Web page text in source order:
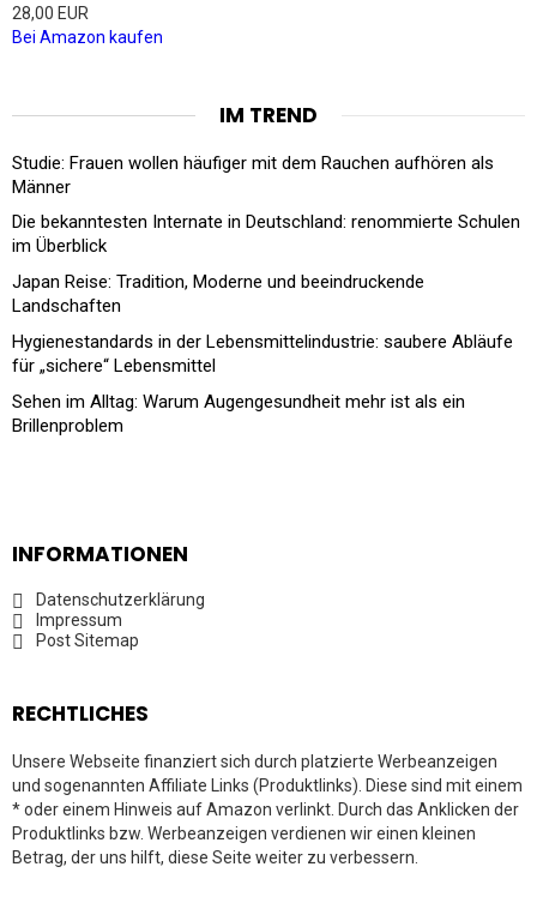
28,00 EUR
Bei Amazon kaufen
IM TREND
Studie: Frauen wollen häufiger mit dem Rauchen aufhören als
Männer
Die bekanntesten Internate in Deutschland: renommierte Schulen
im Überblick
Japan Reise: Tradition, Moderne und beeindruckende
Landschaften
Hygienestandards in der Lebensmittelindustrie: saubere Abläufe
für „sichere“ Lebensmittel
Sehen im Alltag: Warum Augengesundheit mehr ist als ein
Brillenproblem
INFORMATIONEN
Datenschutzerklärung
Impressum
Post Sitemap
RECHTLICHES
Unsere Webseite finanziert sich durch platzierte Werbeanzeigen
und sogenannten Affiliate Links (Produktlinks). Diese sind mit einem
* oder einem Hinweis auf Amazon verlinkt. Durch das Anklicken der
Produktlinks bzw. Werbeanzeigen verdienen wir einen kleinen
Betrag, der uns hilft, diese Seite weiter zu verbessern.